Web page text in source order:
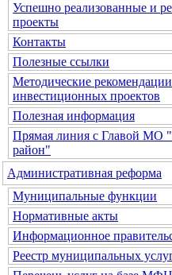
Успешно реализованные и
проекты
Контакты
Полезные ссылки
Методические
инвестиционных проектов
Полезная информация
Прямая линия с Главой МО
район"
Административная реформа
Муниципальные функции
Нормативные акты
Информационное
Реестр муниципальных